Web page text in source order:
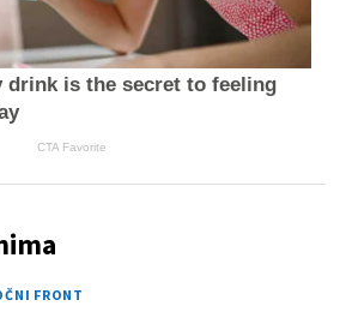
drink is the secret to feeling
CTA Favorite
FRONT